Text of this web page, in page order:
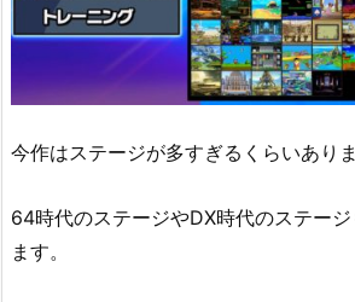
今作はステージが多すぎるくらいありま
64時代のステージやDX時代のステー
ます。